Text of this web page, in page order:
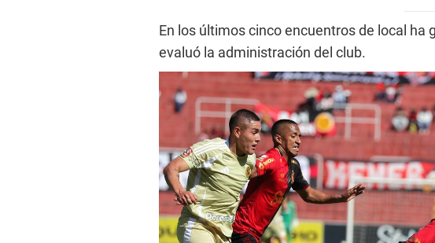
En los últimos cinco encuentros de local ha
evaluó la administración del club.